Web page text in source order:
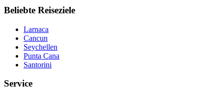
Beliebte Reiseziele
Larnaca
Cancun
Seychellen
Punta Cana
Santorini
Service